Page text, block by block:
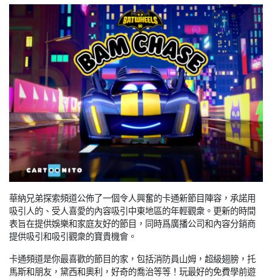
華納兄弟探索頻道公佈了一個令人興奮的卡通新節目陣容，承諾用
吸引人的、受人喜愛的內容吸引中東地區的年輕觀衆。更新的時間
表旨在提供娛樂和家庭友好的節目，同時爲廣播公司和內容分銷商
提供吸引和吸引觀衆的寶貴機會。
卡通頻道是你最喜歡的節目的家，包括消防員山姆，超級翅膀，托
馬斯和朋友，黛西和奧利，好奇的喬治等等！玩最好的免費學前遊